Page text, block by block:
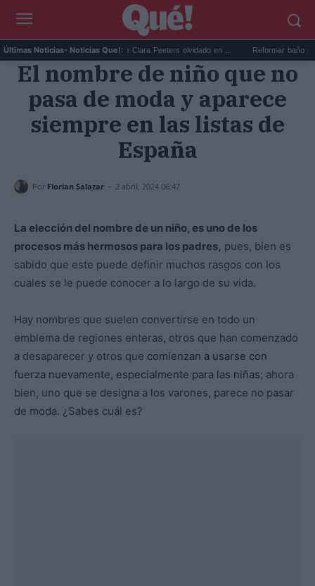
Últimas Noticias- Noticias Que!:
Descubren un bodegón de Clara Peeters olvidado en ... Reformar baño
El nombre de niño que no
pasa de moda y aparece
siempre en las listas de
España
Por Florian Salazar - 2 abril, 2024 06:47
La elección del nombre de un niño, es uno de los
procesos más hermosos para los padres, pues, bien es
sabido que este puede definir muchos rasgos con los
cuales se le puede conocer a lo largo de su vida.
Hay nombres que suelen convertirse en todo un
emblema de regiones enteras, otros que han comenzado
a desaparecer y otros que comienzan a usarse con
fuerza nuevamente, especialmente para las niñas; ahora
bien, uno que se designa a los varones, parece no pasar
de moda. ¿Sabes cuál es?